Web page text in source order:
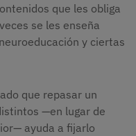
que les obliga
se les enseña
y ciertas
que repasar un
—en lugar de
ayuda a fijarlo